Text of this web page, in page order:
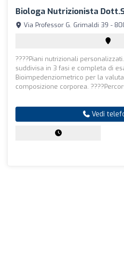
Biologa Nutrizionista
Via Professor G. Grimaldi 39 -
????Piani nutrizionali
suddivisa in 3 fasi e completa di
Bioimpedenziometrico per la
composizione corporea.
Vedi